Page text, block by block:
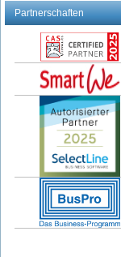
Partnerschaften